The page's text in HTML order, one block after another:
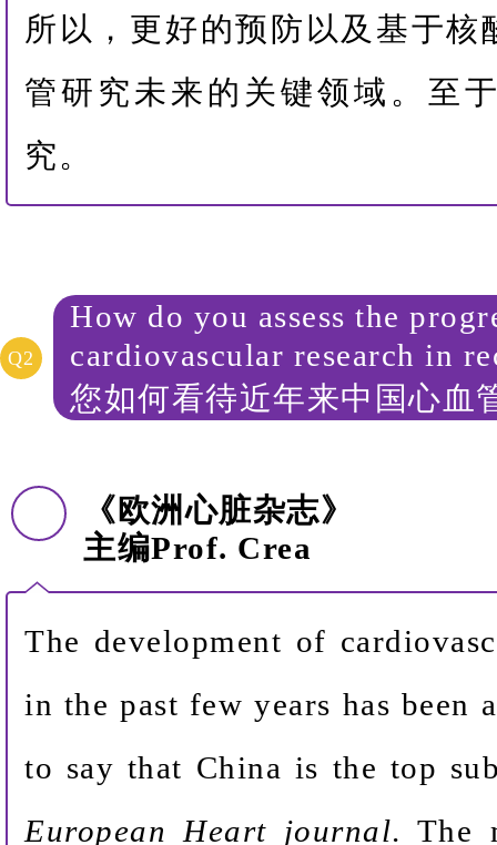
所以，更好的预防以及基于
管研究未来的关键领域。至
究。
Q2
How do you assess the
cardiovascular research in
您如何看待近年来中国心血
《欧洲心脏杂志》
主编Prof. Crea
The development of
in the past few years has been
to say that China is the top
European Heart journal. The